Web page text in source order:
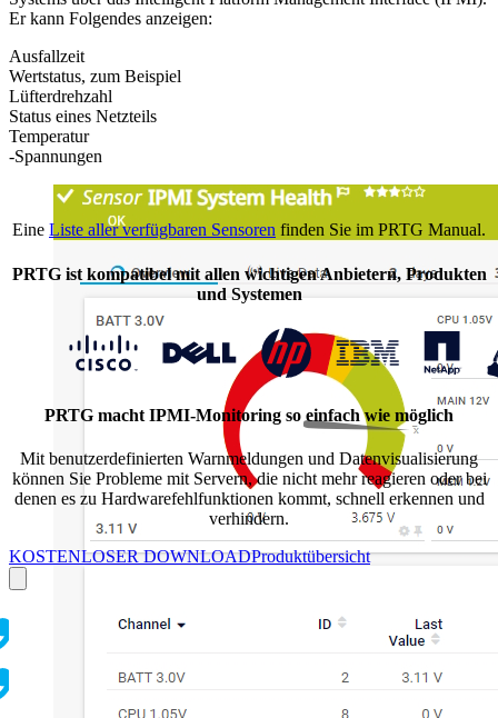
Er kann Folgendes anzeigen:
Ausfallzeit
Wertstatus, zum Beispiel
Lüfterdrehzahl
Status eines Netzteils
Temperatur
-Spannungen
Eine Liste aller verfügbaren Sensoren finden Sie im PRTG Manual.
PRTG ist kompatibel mit allen wichtigen Anbietern, Produkten
und Systemen
PRTG macht IPMI-Monitoring so einfach wie möglich
Mit benutzerdefinierten Warnmeldungen und Datenvisualisierung
können Sie Probleme mit Servern, die nicht mehr reagieren oder bei
denen es zu Hardwarefehlfunktionen kommt, schnell erkennen und
verhindern.
KOSTENLOSER DOWNLOADProduktübersicht